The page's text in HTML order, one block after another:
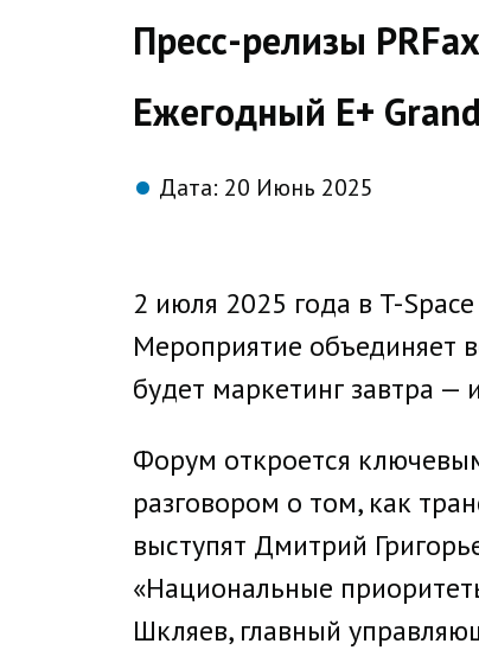
Пресс-релизы PRFax
Ежегодный E+
Дата: 20 Июнь 2025
2 июля 2025 года в T-
Мероприятие объединяет
будет маркетинг завтра —
Форум откроется
разговором о том, как
выступят Дмитрий
«Национальные
Шкляев, главный